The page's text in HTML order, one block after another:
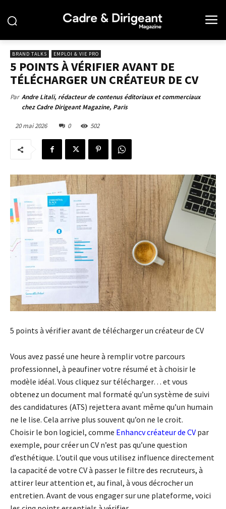
BRAND TALKS EMPLOI & VIE PRO
5 POINTS À VÉRIFIER AVANT DE
TÉLÉCHARGER UN CRÉATEUR DE CV
Par Andre Litali, rédacteur de contenus éditoriaux et commerciaux
chez Cadre Dirigeant Magazine, Paris
20 mai 2026 0 502
5 points à vérifier avant de télécharger un créateur de CV
Vous avez passé une heure à remplir votre parcours
professionnel, à peaufiner votre résumé et à choisir le
modèle idéal. Vous cliquez sur télécharger… et vous
obtenez un document mal formaté qu’un système de suivi
des candidatures (ATS) rejettera avant même qu’un humain
ne le lise. Cela arrive plus souvent qu’on ne le croit.
Choisir le bon logiciel, comme Enhancv créateur de CV par
exemple, pour créer un CV n’est pas qu’une question
d’esthétique. L’outil que vous utilisez influence directement
la capacité de votre CV à passer le filtre des recruteurs, à
attirer leur attention et, au final, à vous décrocher un
entretien. Avant de vous engager sur une plateforme, voici